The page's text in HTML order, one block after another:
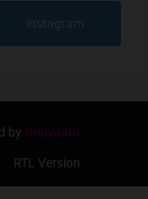
instagram
by Gooyaabi
RTL Version